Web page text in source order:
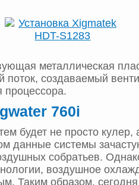
металлическая
поток, создаваемый
процессора.
760i
будет не просто кулер,
данные системы
собратьев.
воздушное
Таким образом,